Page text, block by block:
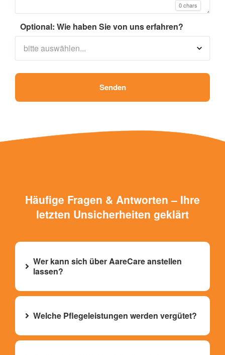
0 chars
Optional: Wie haben Sie von uns erfahren?
Senden
Häufige Fragen & Antworten – Ihre
letzten Unsicherheiten geklärt
Wer kann sich über AareCare anstellen
lassen?
Welche Pflegeleistungen werden vergütet?
alle wesentlichen Tätigkeiten